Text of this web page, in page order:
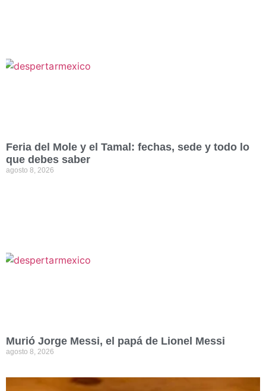
Feria del Mole y el Tamal: fechas, sede y todo lo
que debes saber
agosto 8, 2026
Murió Jorge Messi, el papá de Lionel Messi
agosto 8, 2026